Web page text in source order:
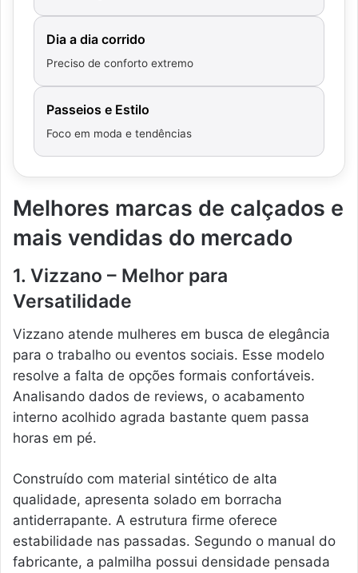
Dia a dia corrido
Preciso de conforto extremo
Passeios e Estilo
Foco em moda e tendências
Melhores marcas de calçados e
mais vendidas do mercado
1. Vizzano – Melhor para
Versatilidade
Vizzano atende mulheres em busca de elegância
para o trabalho ou eventos sociais. Esse modelo
resolve a falta de opções formais confortáveis.
Analisando dados de reviews, o acabamento
interno acolhido agrada bastante quem passa
horas em pé.
Construído com material sintético de alta
qualidade, apresenta solado em borracha
antiderrapante. A estrutura firme oferece
estabilidade nas passadas. Segundo o manual do
fabricante, a palmilha possui densidade pensada